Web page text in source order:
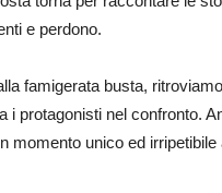
e perdono.
famigerata busta,
i protagonisti nel confronto.
momento unico ed irripetibile